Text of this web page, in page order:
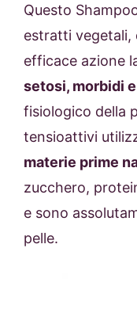
Questo
estratti vegetali,
efficace azione
setosi, morbidi
fisiologico della
tensioattivi
materie prime
zucchero,
e sono
pelle.